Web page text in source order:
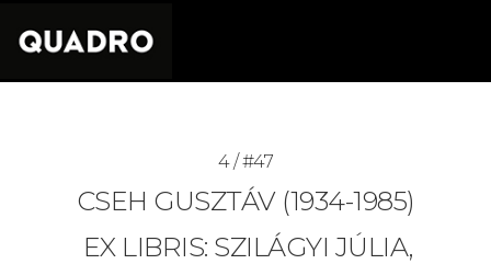
4 / #47
CSEH GUSZTÁV (1934-1985)
EX LIBRIS: SZILÁGYI JÚLIA,